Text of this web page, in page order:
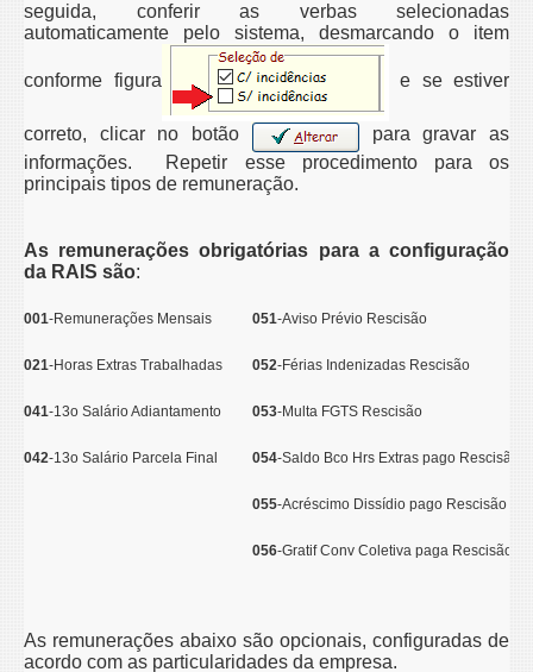
seguida, conferir as verbas selecionadas
automaticamente pelo sistema, desmarcando o item
conforme figura e se estiver
correto, clicar no botão
para gravar as
informações. Repetir esse procedimento para os
principais tipos de remuneração.
As remunerações obrigatórias para a configuração
da RAIS são:
001-Remunerações Mensais 051-Aviso Prévio Rescisão
021-Horas Extras Trabalhadas 052-Férias Indenizadas Rescisão
041-13o Salário Adiantamento 053-Multa FGTS Rescisão
042-13o Salário Parcela Final 054-Saldo Bco Hrs Extras pago Rescisão
055-Acréscimo Dissídio pago Rescisão
056-Gratif Conv Coletiva paga Rescisão
As remunerações abaixo são opcionais, configuradas de
acordo com as particularidades da empresa.